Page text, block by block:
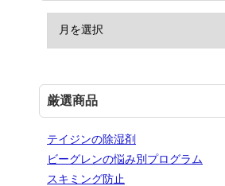
厳選商品
テイジンの除湿剤
ビーグレンの悩み別プログラム
スキミング防止